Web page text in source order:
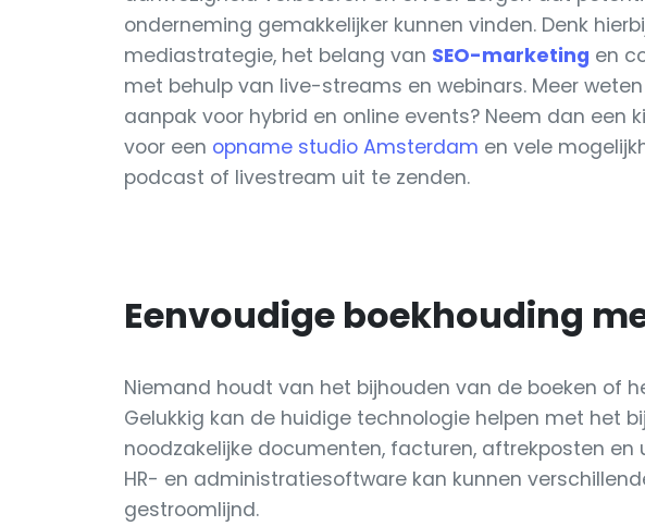
onderneming gemakkelijker kunnen vinden. Denk
mediastrategie, het belang van SEO-marketing en
met behulp van live-streams en webinars. Meer
aanpak voor hybrid en online events? Neem dan een
voor een opname studio Amsterdam en vele
podcast of livestream uit te zenden.
Eenvoudige boekhouding
Niemand houdt van het bijhouden van de boeken of
Gelukkig kan de huidige technologie helpen met het
noodzakelijke documenten, facturen, aftrekposten en
HR- en administratiesoftware kan kunnen
gestroomlijnd.